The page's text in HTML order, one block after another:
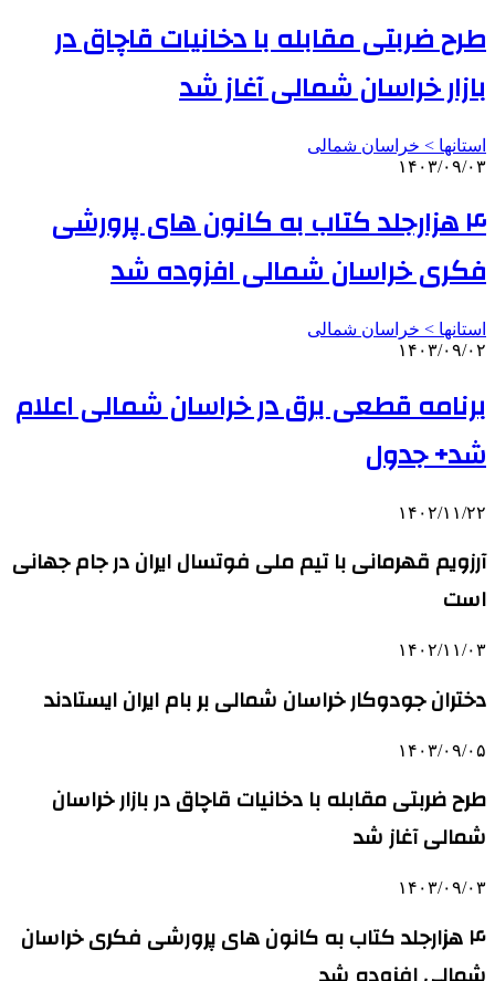
طرح ضربتی مقابله با دخانیات قاچاق در
بازار خراسان شمالی آغاز شد
استانها > خراسان شمالی
۱۴۰۳/۰۹/۰۳
۴ هزارجلد کتاب به کانون های پرورشی
فکری خراسان شمالی افزوده شد
استانها > خراسان شمالی
۱۴۰۳/۰۹/۰۲
برنامه قطعی برق در خراسان شمالی اعلام
شد+ جدول
۱۴۰۲/۱۱/۲۲
آرزویم قهرمانی با تیم ملی فوتسال ایران در جام جهانی
است
۱۴۰۲/۱۱/۰۳
دختران جودوکار خراسان شمالی بر بام ایران ایستادند
۱۴۰۳/۰۹/۰۵
طرح ضربتی مقابله با دخانیات قاچاق در بازار خراسان
شمالی آغاز شد
۱۴۰۳/۰۹/۰۳
۴ هزارجلد کتاب به کانون های پرورشی فکری خراسان